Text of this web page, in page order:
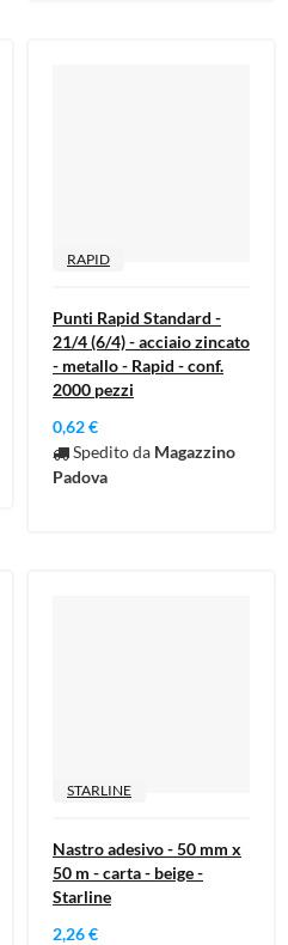
RAPID
Punti Rapid Standard -
21/4 (6/4) - acciaio zincato
- metallo - Rapid - conf.
2000 pezzi
0,62 €
Spedito da Magazzino
Padova
STARLINE
Nastro adesivo - 50 mm x
50 m - carta - beige -
Starline
2,26 €